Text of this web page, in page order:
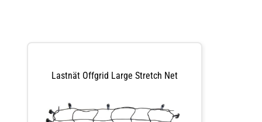
Lastnät Offgrid Large Stretch Net